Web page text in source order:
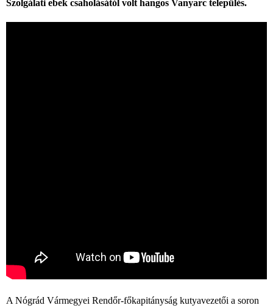
Szolgálati ebek csaholásától volt hangos Vanyarc település.
A Nógrád Vármegyei Rendőr-főkapitányság kutyavezetői a soron